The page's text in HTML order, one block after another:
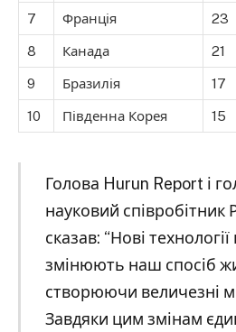
7 Франція 23
8 Канада 21
9 Бразилія 17
10 Південна Корея 15
Голова Hurun Report і
науковий співробітник
сказав: “Нові
змінюють наш спосіб
створюючи величезні
Завдяки цим змінам